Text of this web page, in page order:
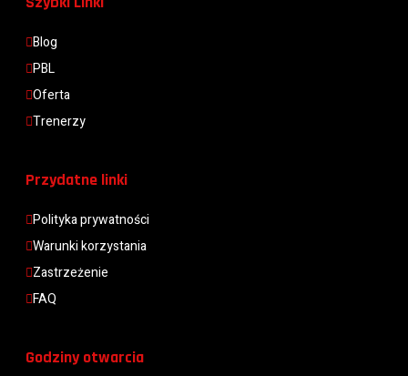
Blog
PBL
Oferta
Trenerzy
Przydatne linki
Polityka prywatności
Warunki korzystania
Zastrzeżenie
FAQ
Godziny otwarcia